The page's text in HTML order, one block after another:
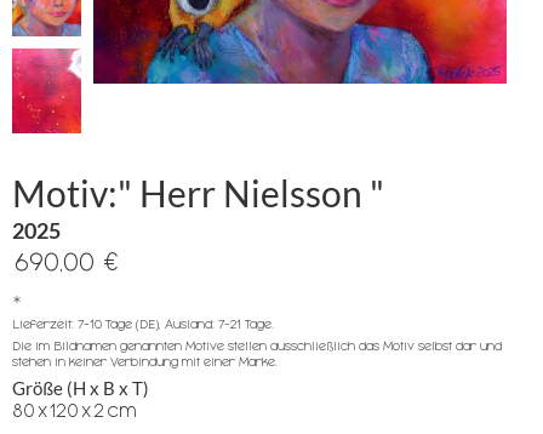
Motiv:" Herr Nielsson "
2025
690,00 €
*
Lieferzeit: 7-10 Tage (DE), Ausland: 7-21 Tage.
Die im Bildnamen genannten Motive stellen ausschließlich das Motiv selbst dar und
stehen in keiner Verbindung mit einer Marke.
Größe (H x B x T)
80x120x2 cm